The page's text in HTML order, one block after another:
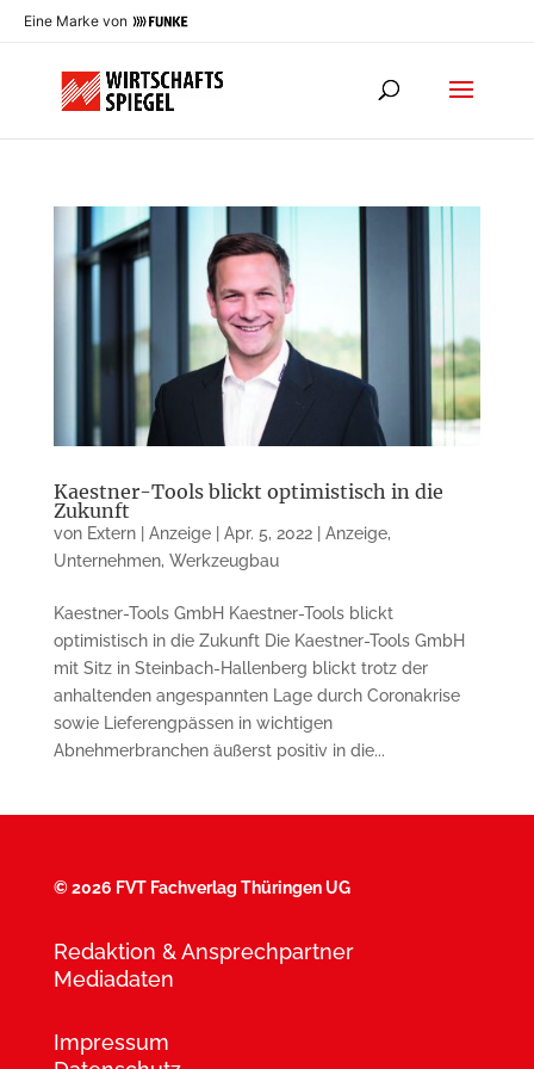
Eine Marke von
Kaestner-Tools blickt optimistisch in die
Zukunft
von Extern | Anzeige| Apr. 5, 2022| Anzeige,
Unternehmen, Werkzeugbau
Kaestner-Tools GmbH Kaestner-Tools blickt
optimistisch in die Zukunft Die Kaestner-Tools GmbH
mit Sitz in Steinbach-Hallenberg blickt trotz der
anhaltenden angespannten Lage durch Coronakrise
sowie Lieferengpässen in wichtigen
Abnehmerbranchen äußerst positiv in die...
©2026 FVT Fachverlag Thüringen UG
Redaktion & Ansprechpartner
Mediadaten
Impressum